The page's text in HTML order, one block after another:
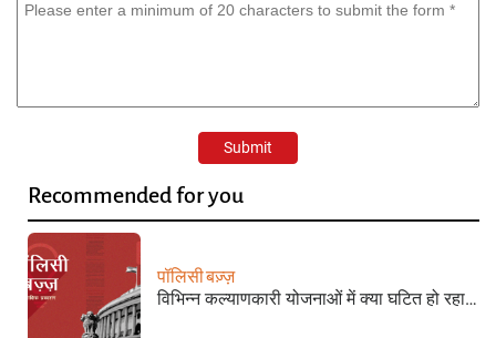
Recommended for you
पॉलिसी बज़्ज़
विभिन्न कल्याणकारी योजनाओं में क्या घटित हो रहा…